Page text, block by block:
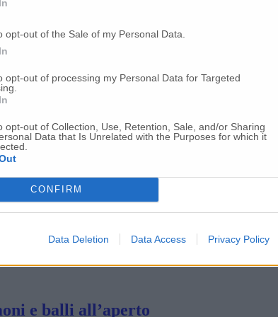
opt-out of the Sale of my Personal Data.
opt-out of processing my Personal Data for Targeted
opt-out of Collection, Use, Retention, Sale, and/or Sharing
Data that Is Unrelated with the Purposes for which it
CONFIRM
Data Deletion Data Access Privacy Policy
c’erano vittime
Covid-19
Fondo di Prossimità nell’Emergenza
di Torrette
delle Marche
e balli all’aperto